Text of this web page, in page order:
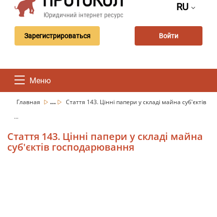
RU
Зарегистрироваться Войти
Меню
Главная ...
Стаття 143. Цінні папери у складі майна суб'єктів
...
Стаття 143. Цінні папери у складі майна
суб'єктів господарювання